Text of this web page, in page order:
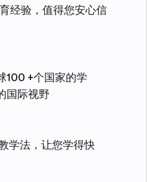
经验，值得您安心信
100 +个国家的学
国际视野
学法，让您学得快